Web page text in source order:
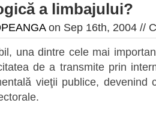
a limbajului?
on Sep 16th, 2004 //
una dintre cele mai
de a transmite prin
vieţii publice, devenind